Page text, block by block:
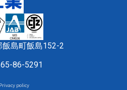
島町飯島152-2
86-5291
Privacy policy